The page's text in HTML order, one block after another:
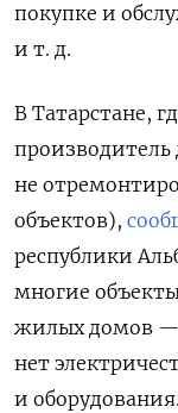
покупке и
и т. д.
В Татарстане,
производитель
не
объектов),
республики
многие
жилых домов —
нет
и